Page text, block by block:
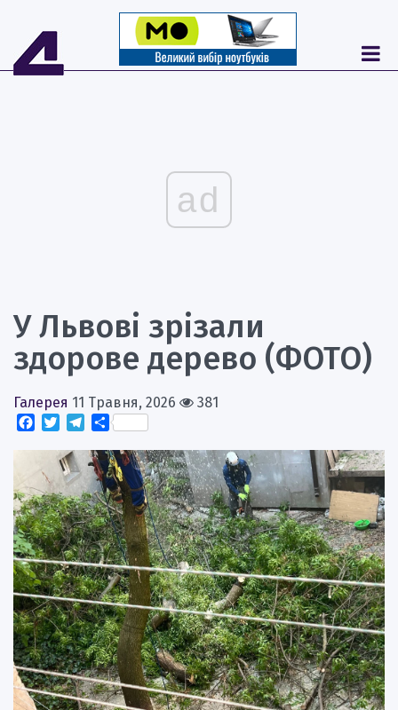
ad
У Львові зрізали
здорове дерево (ФОТО)
Галерея 11 Травня, 2026
381
Facebook
TwitterTelegram
Поділитися